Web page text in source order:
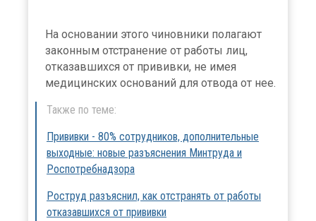
На основании этого чиновники полагают
законным отстранение от работы лиц,
отказавшихся от прививки, не имея
медицинских оснований для отвода от нее.
Также по теме:
Прививки - 80% сотрудников, дополнительные
выходные: новые разъяснения Минтруда и
Роспотребнадзора
Роструд разъяснил, как отстранять от работы
отказавшихся от прививки